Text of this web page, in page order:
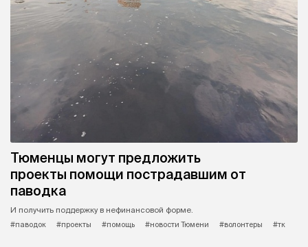
Тюменцы могут предложить
проекты помощи пострадавшим от
паводка
И получить поддержку в нефинансовой форме.
#паводок
#проекты #помощь #новости Тюмени #волонтеры #тк